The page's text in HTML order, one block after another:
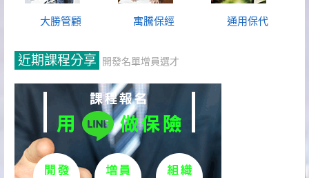
大勝管顧 寓騰保經 通用保代
近期課程分享 開發名單增員選才